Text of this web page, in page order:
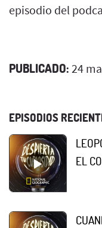
episodio del
PUBLICADO: 24
EPISODIOS
EL